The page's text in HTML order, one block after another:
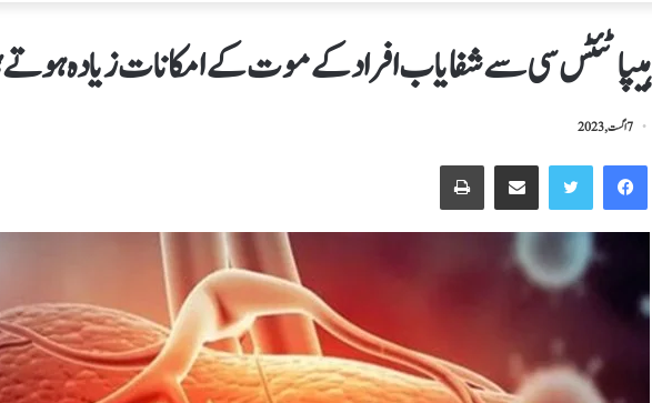
ہیپاٹئٹس سی سے شفایاب افراد کے موت کے امکانات زیادہ ہوتے
7 اگست, 2023